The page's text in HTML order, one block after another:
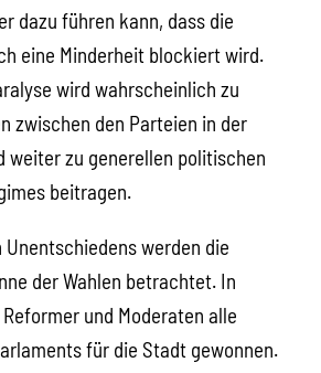
dazu führen kann, dass die
eine Minderheit blockiert wird.
wird wahrscheinlich zu
zwischen den Parteien in der
weiter zu generellen politischen
beitragen.
werden die
der Wahlen betrachtet. In
und Moderaten alle
für die Stadt gewonnen.